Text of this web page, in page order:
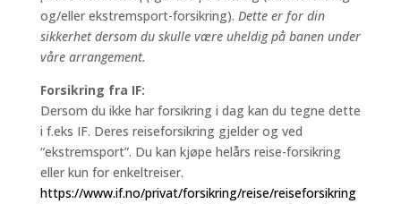
og/eller ekstremsport-forsikring). Dette er for din
sikkerhet dersom du skulle være uheldig på banen under
våre arrangement.
Forsikring fra IF:
Dersom du ikke har forsikring i dag kan du tegne dette
i f.eks IF. Deres reiseforsikring gjelder og ved
“ekstremsport”. Du kan kjøpe helårs reise-forsikring
eller kun for enkeltreiser.
https://www.if.no/privat/forsikring/reise/reiseforsikring